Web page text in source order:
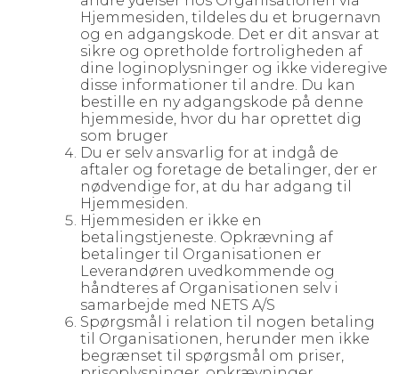
Hjemmesiden, tildeles du et brugernavn
og en adgangskode. Det er dit ansvar at
sikre og opretholde fortroligheden af
dine loginoplysninger og ikke videregive
disse informationer til andre. Du kan
bestille en ny adgangskode på denne
hjemmeside, hvor du har oprettet dig
som bruger
Du er selv ansvarlig for at indgå de
aftaler og foretage de betalinger, der er
nødvendige for, at du har adgang til
Hjemmesiden.
Hjemmesiden er ikke en
betalingstjeneste. Opkrævning af
betalinger til Organisationen er
Leverandøren uvedkommende og
håndteres af Organisationen selv i
samarbejde med NETS A/S
Spørgsmål i relation til nogen betaling
til Organisationen, herunder men ikke
begrænset til spørgsmål om priser,